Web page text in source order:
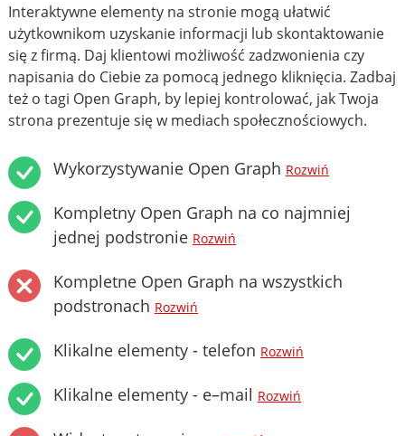
Interaktywne elementy na stronie mogą ułatwić
użytkownikom uzyskanie informacji lub skontaktowanie
się z firmą. Daj klientowi możliwość zadzwonienia czy
napisania do Ciebie za pomocą jednego kliknięcia. Zadbaj
też o tagi Open Graph, by lepiej kontrolować, jak Twoja
strona prezentuje się w mediach społecznościowych.
Wykorzystywanie Open Graph Rozwiń
Kompletny Open Graph na co najmniej
jednej podstronie Rozwiń
Kompletne Open Graph na wszystkich
podstronach Rozwiń
Klikalne elementy - telefon Rozwiń
Klikalne elementy - e–mail Rozwiń